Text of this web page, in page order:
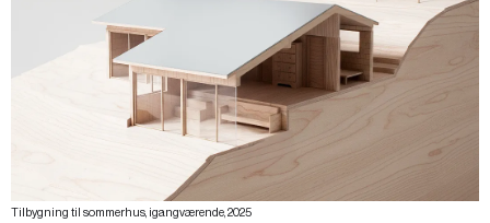
Tilbygning til sommerhus, igangværende, 2025